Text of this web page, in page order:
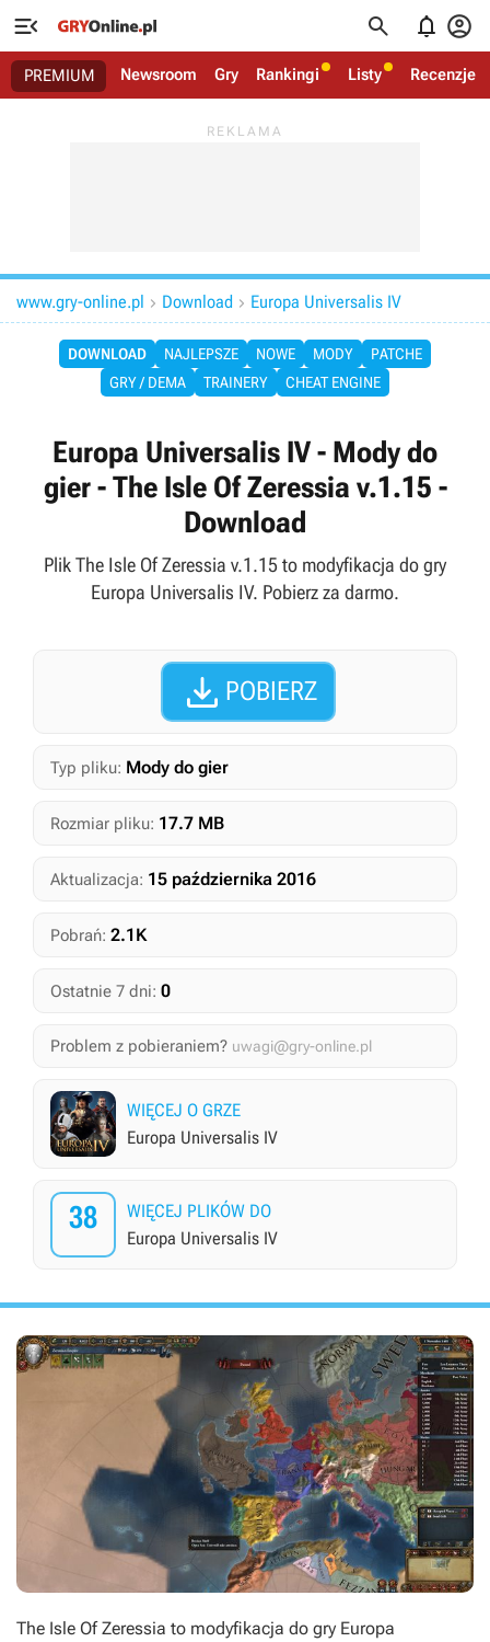
   
PREMIUM Newsroom Gry Rankingi Listy Recenzje
www.gry-online.pl  Download  Europa Universalis IV
DOWNLOAD NAJLEPSZE NOWE MODY
PATCHE
GRY / DEMA
TRAINERY CHEAT ENGINE
Europa Universalis IV - Mody do
gier - The Isle Of Zeressia v.1.15 -
Download
Plik The Isle Of Zeressia v.1.15 to modyfikacja do gry
Europa Universalis IV. Pobierz za darmo.
 POBIERZ
Typ pliku: Mody do gier
Rozmiar pliku: 17.7 MB
Aktualizacja: 15 października 2016
Pobrań: 2.1K
Ostatnie 7 dni: 0
Problem z pobieraniem? uwagi@gry-online.pl
WIĘCEJ O GRZE
Europa Universalis IV
38
WIĘCEJ PLIKÓW DO
Europa Universalis IV
The Isle Of Zeressia to modyfikacja do gry Europa